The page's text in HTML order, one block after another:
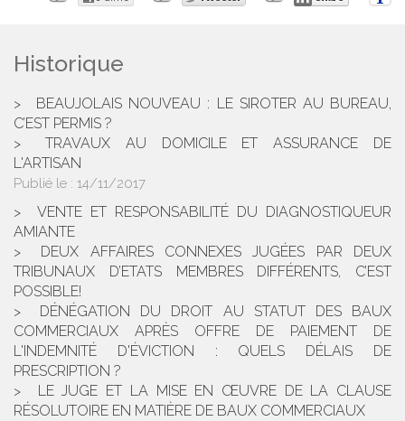
Historique
BEAUJOLAIS NOUVEAU : LE SIROTER AU BUREAU,
C’EST PERMIS ?
TRAVAUX AU DOMICILE ET ASSURANCE DE
L'ARTISAN
Publié le : 14/11/2017
VENTE ET RESPONSABILITÉ DU DIAGNOSTIQUEUR
AMIANTE
DEUX AFFAIRES CONNEXES JUGÉES PAR DEUX
TRIBUNAUX D’ETATS MEMBRES DIFFÉRENTS, C’EST
POSSIBLE!
DÉNÉGATION DU DROIT AU STATUT DES BAUX
COMMERCIAUX APRÈS OFFRE DE PAIEMENT DE
L'INDEMNITÉ D'ÉVICTION : QUELS DÉLAIS DE
PRESCRIPTION ?
LE JUGE ET LA MISE EN ŒUVRE DE LA CLAUSE
RÉSOLUTOIRE EN MATIÈRE DE BAUX COMMERCIAUX